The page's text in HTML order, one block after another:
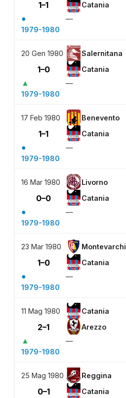
1–1 Catania
●
—
1979-1980
20 Gen 1980 Salernitana
1–0 Catania
▲
—
1979-1980
17 Feb 1980 Benevento
1–1 Catania
●
—
1979-1980
16 Mar 1980 Livorno
0–0 Catania
●
—
1979-1980
23 Mar 1980 Montevarchi
1–0 Catania
●
—
1979-1980
11 Mag 1980 Catania
2–1 Arezzo
▲
—
1979-1980
25 Mag 1980 Reggina
0–1 Catania